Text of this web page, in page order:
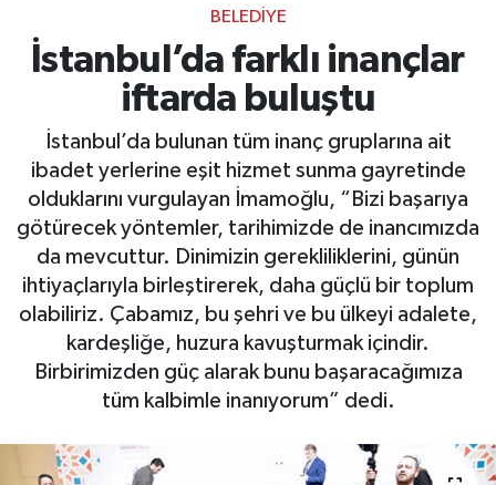
BELEDİYE
İstanbul’da farklı inançlar
iftarda buluştu
İstanbul’da bulunan tüm inanç gruplarına ait
ibadet yerlerine eşit hizmet sunma gayretinde
olduklarını vurgulayan İmamoğlu, “Bizi başarıya
götürecek yöntemler, tarihimizde de inancımızda
da mevcuttur. Dinimizin gerekliliklerini, günün
ihtiyaçlarıyla birleştirerek, daha güçlü bir toplum
olabiliriz. Çabamız, bu şehri ve bu ülkeyi adalete,
kardeşliğe, huzura kavuşturmak içindir.
Birbirimizden güç alarak bunu başaracağımıza
tüm kalbimle inanıyorum” dedi.